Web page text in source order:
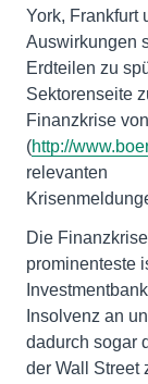
York, Frankfurt
Auswirkungen
Erdteilen zu
Sektorenseite
Finanzkrise
(http://
relevanten
Die
prominenteste
Insolvenz an
dadurch sogar
der Wall Street